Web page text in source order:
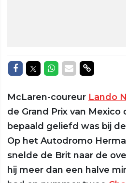
Delen op Facebook
Delen op Twitter
Delen opDelen via
Delen
McLaren-coureur Lando
de Grand Prix van Mexico
bepaald geliefd was bij
Op het Autodromo
snelde de Brit naar de
hij meer dan een halve